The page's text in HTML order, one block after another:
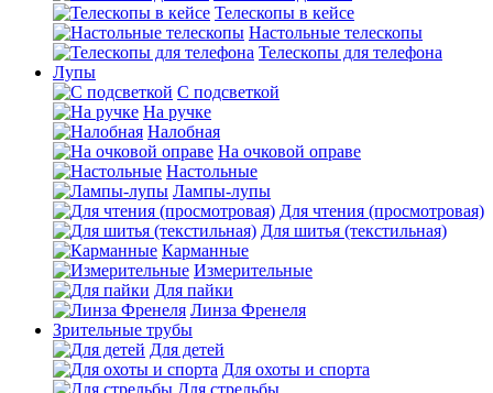
Телескопы в кейсе
Настольные телескопы
Телескопы для телефона
Лупы
С подсветкой
На ручке
Налобная
На очковой оправе
Настольные
Лампы-лупы
Для чтения (просмотровая)
Для шитья (текстильная)
Карманные
Измерительные
Для пайки
Линза Френеля
Зрительные трубы
Для детей
Для охоты и спорта
Для стрельбы